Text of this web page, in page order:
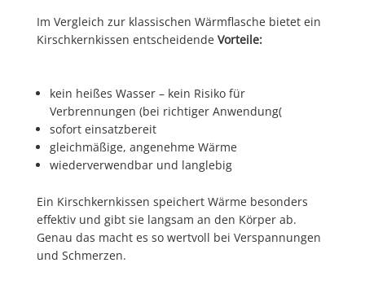
Im Vergleich zur klassischen Wärmflasche bietet ein
Kirschkernkissen entscheidende Vorteile:
kein heißes Wasser – kein Risiko für
Verbrennungen (bei richtiger Anwendung(
sofort einsatzbereit
gleichmäßige, angenehme Wärme
wiederverwendbar und langlebig
Ein Kirschkernkissen speichert Wärme besonders
effektiv und gibt sie langsam an den Körper ab.
Genau das macht es so wertvoll bei Verspannungen
und Schmerzen.